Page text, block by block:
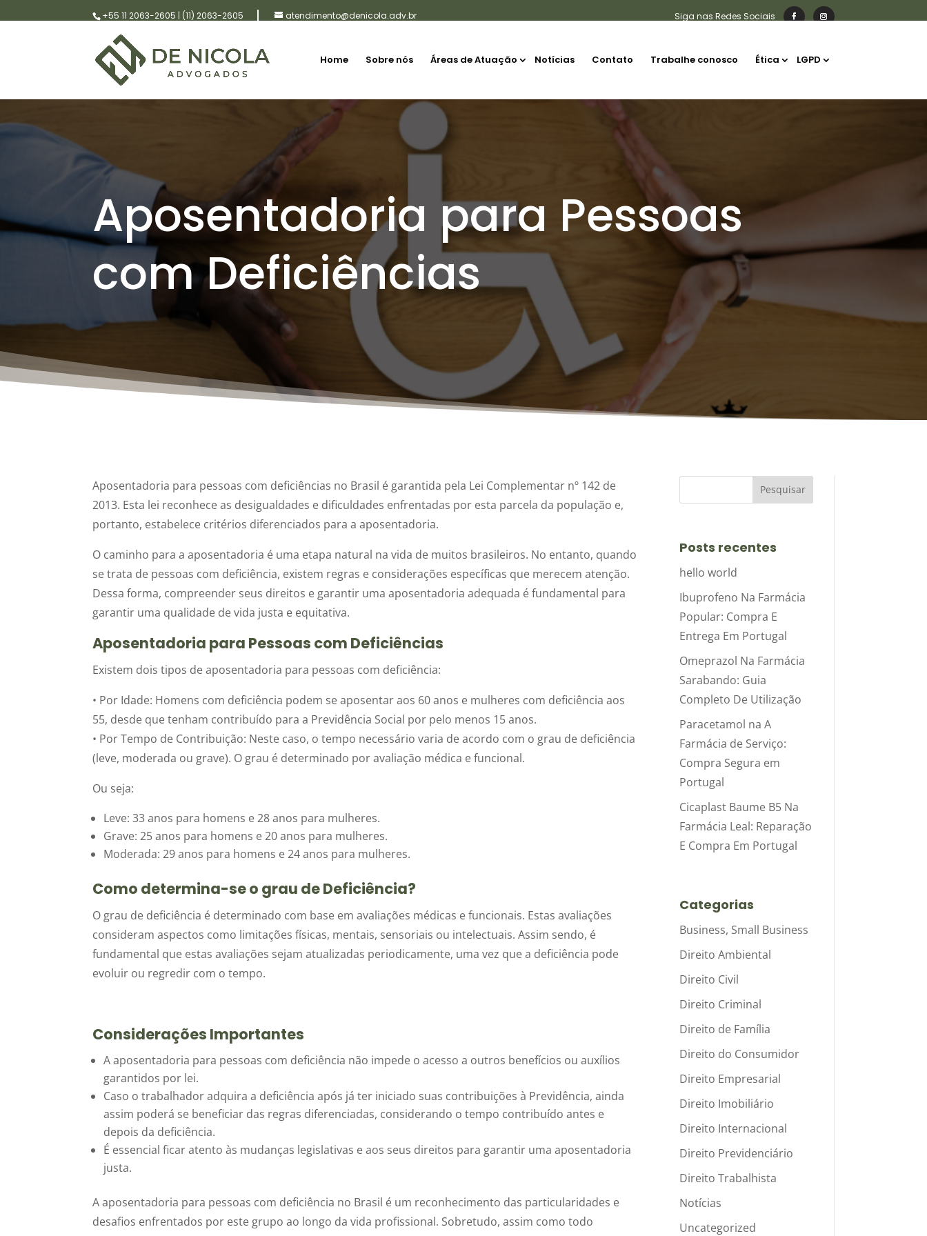
+55 11 2063-2605 | (11) 2063-2605 atendimento@denicola.adv.br
Home Sobre nós Áreas de Atuação Notícias Contato Trabalhe conosco Ética LGPD
Aposentadoria para Pessoas
com Deficiências
Aposentadoria para pessoas com deficiências no Brasil é garantida pela Lei Complementar nº 142 de
2013. Esta lei reconhece as desigualdades e dificuldades enfrentadas por esta parcela da população e,
portanto, estabelece critérios diferenciados para a aposentadoria.
O caminho para a aposentadoria é uma etapa natural na vida de muitos brasileiros. No entanto, quando
se trata de pessoas com deficiência, existem regras e considerações específicas que merecem atenção.
Dessa forma, compreender seus direitos e garantir uma aposentadoria adequada é fundamental para
garantir uma qualidade de vida justa e equitativa.
Aposentadoria para Pessoas com Deficiências
Existem dois tipos de aposentadoria para pessoas com deficiência:
• Por Idade: Homens com deficiência podem se aposentar aos 60 anos e mulheres com deficiência aos
55, desde que tenham contribuído para a Previdência Social por pelo menos 15 anos.
• Por Tempo de Contribuição: Neste caso, o tempo necessário varia de acordo com o grau de deficiência
(leve, moderada ou grave). O grau é determinado por avaliação médica e funcional.
Ou seja:
Leve: 33 anos para homens e 28 anos para mulheres.
Grave: 25 anos para homens e 20 anos para mulheres.
Moderada: 29 anos para homens e 24 anos para mulheres.
Como determina-se o grau de Deficiência?
O grau de deficiência é determinado com base em avaliações médicas e funcionais. Estas avaliações
consideram aspectos como limitações físicas, mentais, sensoriais ou intelectuais. Assim sendo, é
fundamental que estas avaliações sejam atualizadas periodicamente, uma vez que a deficiência pode
evoluir ou regredir com o tempo.
Considerações Importantes
A aposentadoria para pessoas com deficiência não impede o acesso a outros benefícios ou auxílios
garantidos por lei.
Caso o trabalhador adquira a deficiência após já ter iniciado suas contribuições à Previdência, ainda
assim poderá se beneficiar das regras diferenciadas, considerando o tempo contribuído antes e
depois da deficiência.
É essencial ficar atento às mudanças legislativas e aos seus direitos para garantir uma aposentadoria
justa.
A aposentadoria para pessoas com deficiência no Brasil é um reconhecimento das particularidades e
desafios enfrentados por este grupo ao longo da vida profissional. Sobretudo, assim como todo
Posts recentes
hello world
Ibuprofeno Na Farmácia
Popular: Compra E
Entrega Em Portugal
Omeprazol Na Farmácia
Sarabando: Guia
Completo De Utilização
Paracetamol na A
Farmácia de Serviço:
Compra Segura em
Portugal
Cicaplast Baume B5 Na
Farmácia Leal: Reparação
E Compra Em Portugal
Categorias
Business, Small Business
Direito Ambiental
Direito Civil
Direito Criminal
Direito de Família
Direito do Consumidor
Direito Empresarial
Direito Imobiliário
Direito Internacional
Direito Previdenciário
Direito Trabalhista
Notícias
Uncategorized